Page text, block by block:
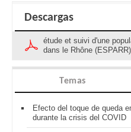
Descargas
étude et suivi d'une
dans le Rhône (ESPARR)
Temas
Efecto del toque de queda
durante la crisis del COVID